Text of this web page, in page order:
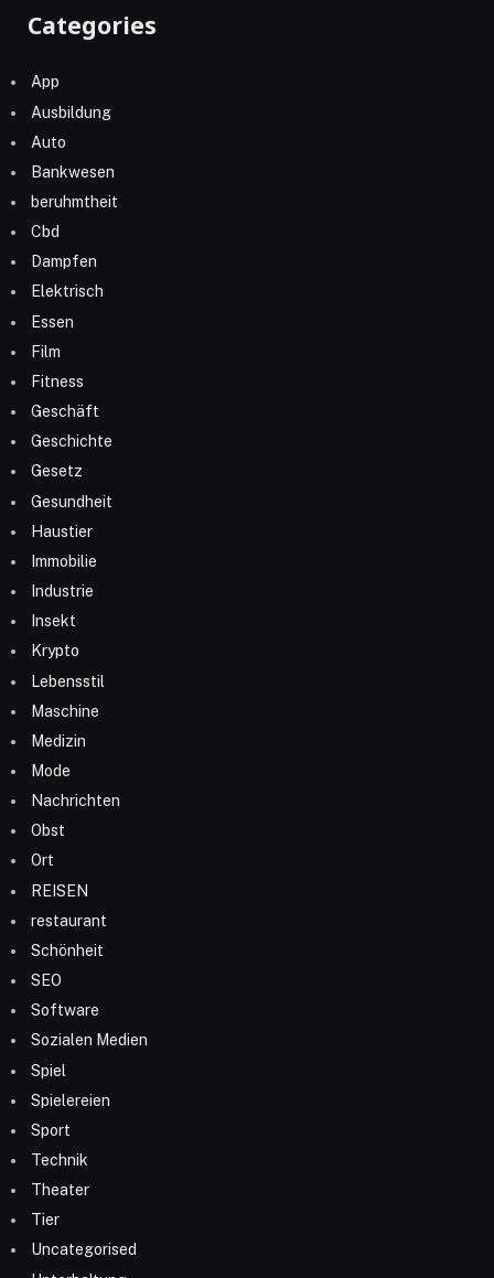
Categories
App
Ausbildung
Auto
Bankwesen
beruhmtheit
Cbd
Dampfen
Elektrisch
Essen
Film
Fitness
Geschäft
Geschichte
Gesetz
Gesundheit
Haustier
Immobilie
Industrie
Insekt
Krypto
Lebensstil
Maschine
Medizin
Mode
Nachrichten
Obst
Ort
REISEN
restaurant
Schönheit
SEO
Software
Sozialen Medien
Spiel
Spielereien
Sport
Technik
Theater
Tier
Uncategorised